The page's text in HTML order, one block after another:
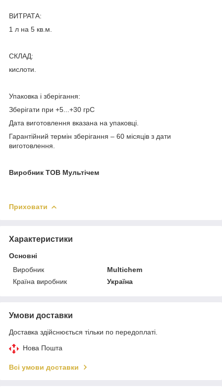
ВИТРАТА:
1 л на 5 кв.м.
СКЛАД:
кислоти.
Упаковка і зберігання:
Зберігати при +5...+30 грС
Дата виготовлення вказана на упаковці.
Гарантійний термін зберігання – 60 місяців з дати
виготовлення.
Виробник ТОВ Мультічем
Приховати
Характеристики
Основні
Виробник
Multichem
Країна виробник
Україна
Умови доставки
Доставка здійснюється тільки по передоплаті.
Нова Пошта
Всі умови доставки